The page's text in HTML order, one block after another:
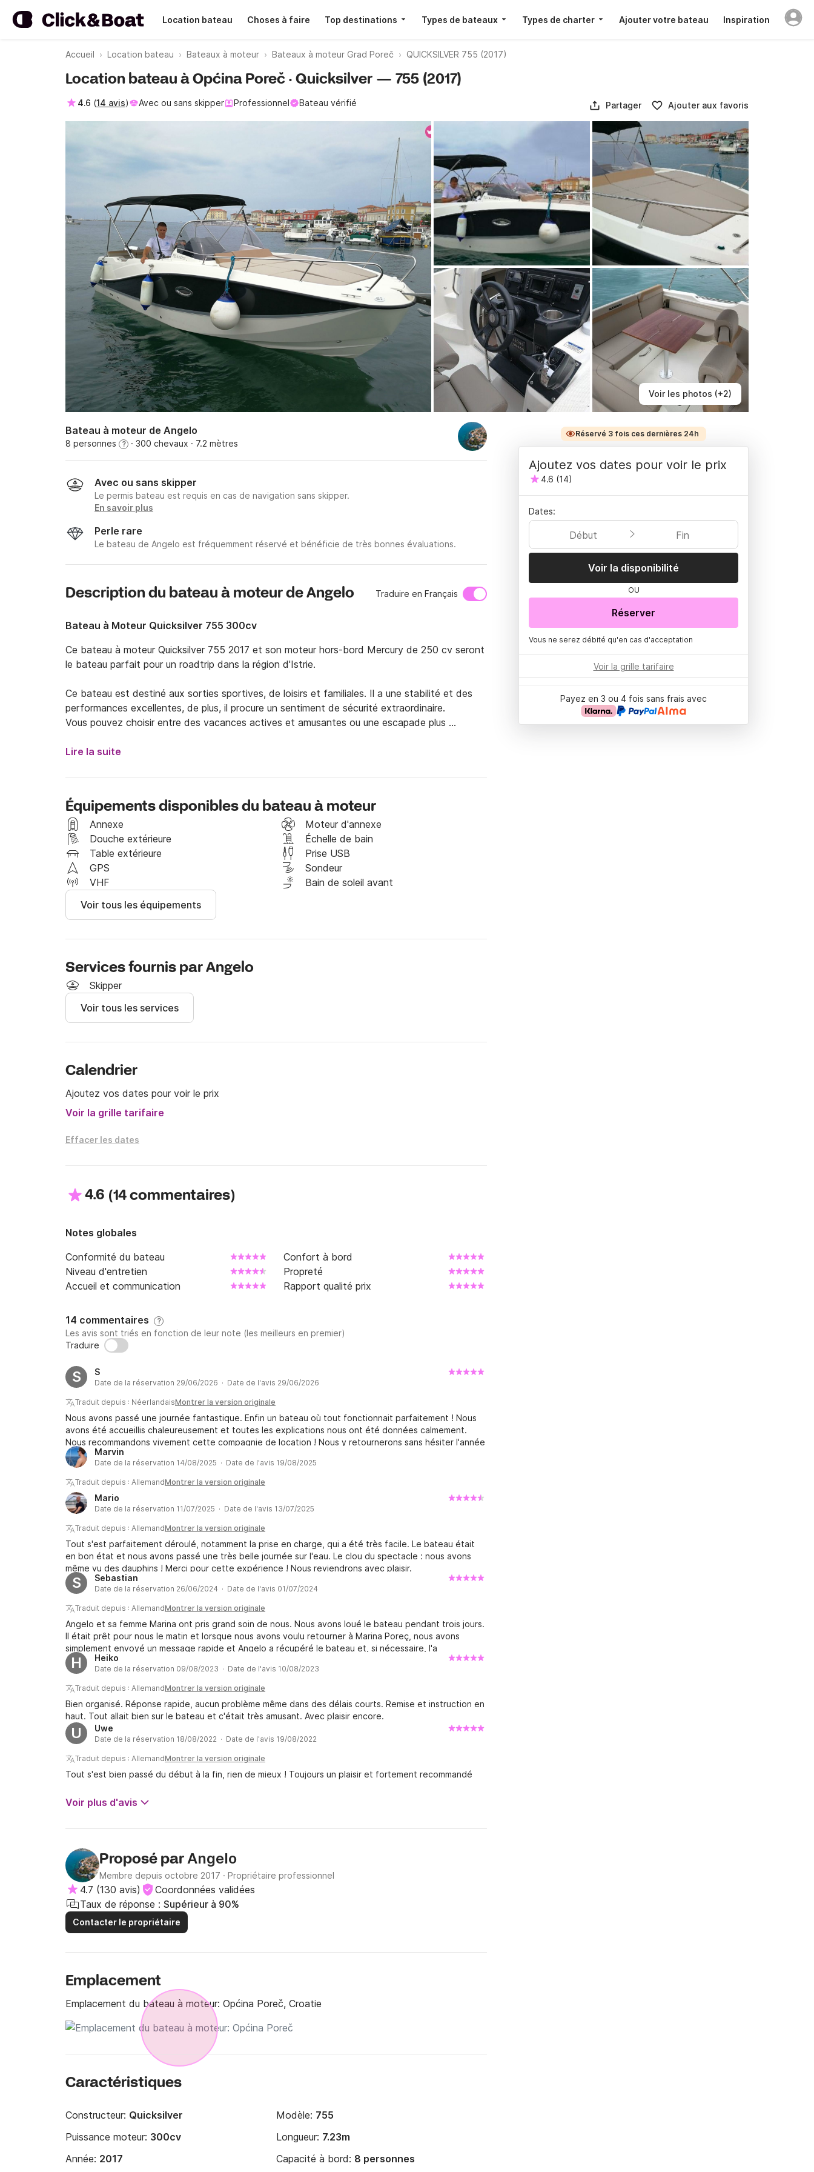
Location bateau Choses à faire Top destinations Types de bateaux Types de charter Ajouter votre bateau Inspiration
Accueil Location bateau Bateaux à moteur Bateaux à moteur Grad Poreč QUICKSILVER 755 (2017)
Voir les photos (+2)
Location bateau à Općina Poreč · Quicksilver — 755 (2017)
4.6 (14 avis) Avec ou sans skipper Professionnel Bateau vérifié Partager Ajouter aux favoris
Bateau à moteur de Angelo
8 personnes ? · 300 chevaux · 7.2 mètres
Avec ou sans skipper
Le permis bateau est requis en cas de navigation sans skipper.
En savoir plus
Perle rare
Le bateau de Angelo est fréquemment réservé et bénéficie de très bonnes évaluations.
Description du bateau à moteur de Angelo Traduire en Français
Bateau à Moteur Quicksilver 755 300cv
Ce bateau à moteur Quicksilver 755 2017 et son moteur hors-bord Mercury de 250 cv seront
le bateau parfait pour un roadtrip dans la région d'Istrie.
Ce bateau est destiné aux sorties sportives, de loisirs et familiales. Il a une stabilité et des
performances excellentes, de plus, il procure un sentiment de sécurité extraordinaire.
Vous pouvez choisir entre des vacances actives et amusantes ou une escapade plus
limpide sera à portée de main pour vous rafraîchir. Que vous aimiez nager, faire de la plongée
pour vos vacances.
Cette région de Croatie possède certains des plus beaux sites à voir. Des plages rocheuses
sans fin telles que Rt Kamenjak à la cuisine de renommée mondiale et aux vins et à l'huile
d'olive primés. N'hésitez pas à explorer tout ce qu'il a à offrir.
Si vous décidez de réserver un bateau pour une semaine, vous bénéficiez d'une journée
gratuite !
Au plaisir de vous accueillir à bord !
Lire la suite
Équipements disponibles du bateau à moteur
Annexe
Moteur d'annexe
Douche extérieure
Échelle de bain
Table extérieure
Prise USB
GPS
Sondeur
VHF
Bain de soleil avant
Voir tous les équipements
Services fournis par Angelo
Skipper
Voir tous les services
Calendrier
Ajoutez vos dates pour voir le prix
Voir la grille tarifaire
Effacer les dates
4.6 (14 commentaires)
Notes globales
Conformité du bateau
Confort à bord
Niveau d'entretien
Propreté
Accueil et communication
Rapport qualité prix
14 commentaires ?
Les avis sont triés en fonction de leur note (les meilleurs en premier)
Traduire
S S
Date de la réservation 29/06/2026 · Date de l'avis 29/06/2026
Traduit depuis : NéerlandaisMontrer la version originale
Nous avons passé une journée fantastique. Enfin un bateau où tout fonctionnait parfaitement ! Nous
avons été accueillis chaleureusement et toutes les explications nous ont été données calmement.
Nous recommandons vivement cette compagnie de location ! Nous y retournerons sans hésiter l'année
prochaine.Marvin
Date de la réservation 14/08/2025 · Date de l'avis 19/08/2025
Traduit depuis : AllemandMontrer la version originale
Mario
Date de la réservation 11/07/2025 · Date de l'avis 13/07/2025
Traduit depuis : AllemandMontrer la version originale
Tout s'est parfaitement déroulé, notamment la prise en charge, qui a été très facile. Le bateau était
en bon état et nous avons passé une très belle journée sur l'eau. Le clou du spectacle : nous avons
même vu des dauphins ! Merci pour cette expérience ! Nous reviendrons avec plaisir.
S Sebastian
Date de la réservation 26/06/2024 · Date de l'avis 01/07/2024
Traduit depuis : AllemandMontrer la version originale
Angelo et sa femme Marina ont pris grand soin de nous. Nous avons loué le bateau pendant trois jours.
Il était prêt pour nous le matin et lorsque nous avons voulu retourner à Marina Poreç, nous avons
simplement envoyé un message rapide et Angelo a récupéré le bateau et, si nécessaire, l'a
immédiatement ravitaillé. Un merveilleux service complet et sans soucis ! Merci beaucoup et avec
plaisir encore !
H Heiko
Date de la réservation 09/08/2023 · Date de l'avis 10/08/2023
Traduit depuis : AllemandMontrer la version originale
Bien organisé. Réponse rapide, aucun problème même dans des délais courts. Remise et instruction en
haut. Tout allait bien sur le bateau et c'était très amusant. Avec plaisir encore.
U Uwe
Date de la réservation 18/08/2022 · Date de l'avis 19/08/2022
Traduit depuis : AllemandMontrer la version originale
Tout s'est bien passé du début à la fin, rien de mieux ! Toujours un plaisir et fortement recommandé
Voir plus d'avis
Proposé parAngelo
Membre depuis octobre 2017 · Propriétaire professionnel
4.7 (130 avis)
Coordonnées validées
Taux de réponse : Supérieur à 90%
Contacter le propriétaire
Emplacement
Emplacement du bateau à moteur: Općina Poreč, Croatie
Caractéristiques
Constructeur: Quicksilver Modèle: 755
Puissance moteur: 300cv Longueur: 7.23m
Année: 2017 Capacité à bord: 8 personnes
Réservé 3 fois ces dernières 24h
Ajoutez vos dates pour voir le prix
4.6 (14)
Dates:
Début Fin
Voir la disponibilité
OU
Réserver
Vous ne serez débité qu'en cas d'acceptation
Voir la grille tarifaire
Payez en 3 ou 4 fois sans frais avec